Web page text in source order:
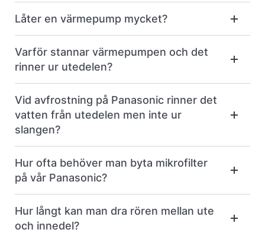
Låter en värmepump mycket?
Varför stannar värmepumpen och det
rinner ur utedelen?
Vid avfrostning på Panasonic rinner det
vatten från utedelen men inte ur
slangen?
Hur ofta behöver man byta mikrofilter
på vår Panasonic?
Hur långt kan man dra rören mellan ute
och innedel?